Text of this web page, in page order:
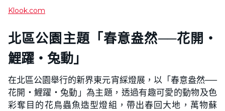
Klook.com
北區公園主題「春意盎然──花開・
鯉躍・兔動」
在北區公園舉行的新界東元宵綵燈展，以「春意盎然──
花開・鯉躍・兔動」為主題，透過有趣可愛的動物及色
彩奪目的花鳥蟲魚造型燈組，帶出春回大地，萬物蘇